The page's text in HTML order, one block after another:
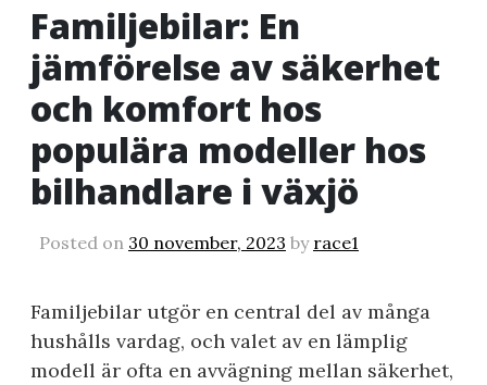
Familjebilar: En
jämförelse av säkerhet
och komfort hos
populära modeller hos
bilhandlare i växjö
Posted on 30 november, 2023 by race1
Familjebilar utgör en central del av många
hushålls vardag, och valet av en lämplig
modell är ofta en avvägning mellan säkerhet,